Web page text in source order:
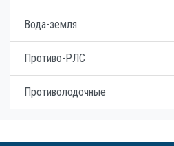
Вода-земля
Противо-РЛС
Противолодочные